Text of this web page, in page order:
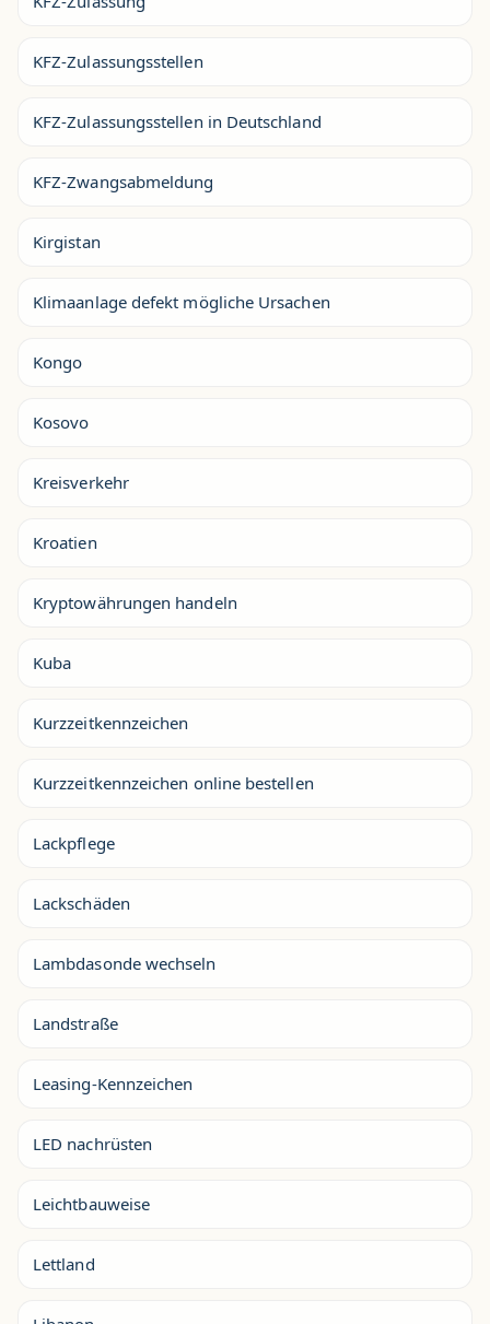
KFZ-Zulassungsstellen
KFZ-Zulassungsstellen in Deutschland
KFZ-Zwangsabmeldung
Kirgistan
Klimaanlage defekt mögliche Ursachen
Kongo
Kosovo
Kreisverkehr
Kroatien
Kryptowährungen handeln
Kuba
Kurzzeitkennzeichen
Kurzzeitkennzeichen online bestellen
Lackpflege
Lackschäden
Lambdasonde wechseln
Landstraße
Leasing-Kennzeichen
LED nachrüsten
Leichtbauweise
Lettland